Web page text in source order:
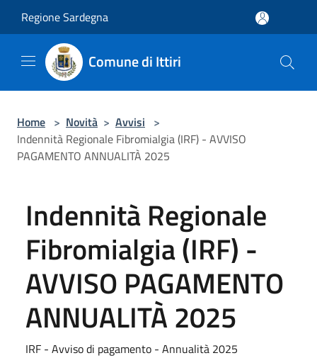
Regione Sardegna
Comune di Ittiri
Home > Novità > Avvisi >
Indennità Regionale Fibromialgia (IRF) - AVVISO
PAGAMENTO ANNUALITÀ 2025
Indennità Regionale
Fibromialgia (IRF) -
AVVISO PAGAMENTO
ANNUALITÀ 2025
IRF - Avviso di pagamento - Annualità 2025